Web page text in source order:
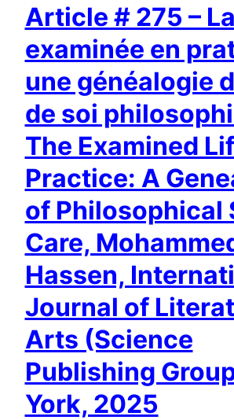
Article # 275 –
examinée en
une généalogie
de soi
The Examined
Practice: A
of Philosophical
Care,
Hassen,
Journal of
Arts (Science
Publishing
York, 2025